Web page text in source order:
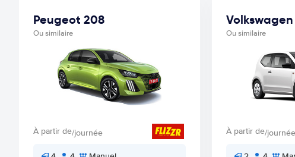
Peugeot 208
Ou similaire
À partir de/journée
Ou similaire
À partir de/journée